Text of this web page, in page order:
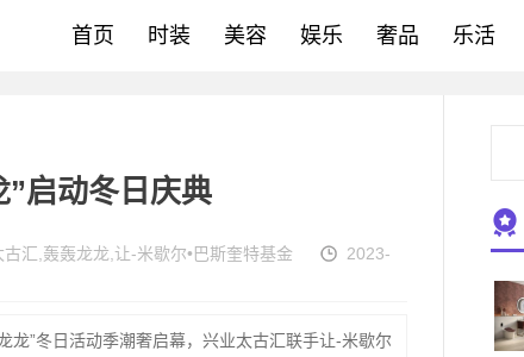
首页 时装 美容 娱乐 奢品 乐活
启动冬日庆典
古汇 轰轰龙龙 让-米歇尔•巴斯奎特基金
2023-
龙”冬日活动季潮奢启幕，兴业太古汇联手让-米歇尔